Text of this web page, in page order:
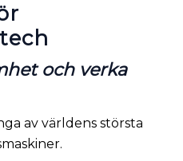
och verka
av världens största